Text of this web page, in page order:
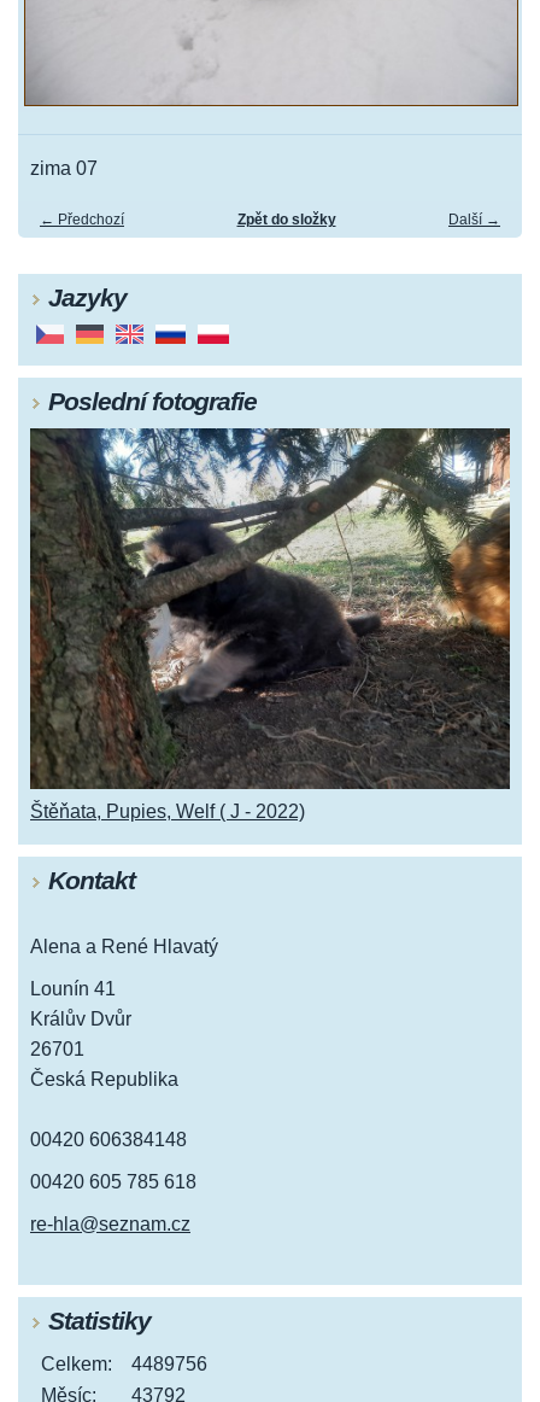
zima 07
← Předchozí Další →
Zpět do složky
Jazyky
Poslední fotografie
Štěňata, Pupies, Welf ( J - 2022)
Kontakt
Alena a René Hlavatý
Lounín 41
Králův Dvůr
26701
Česká Republika
00420 606384148
00420 605 785 618
re-hla@seznam.cz
Statistiky
Celkem:
4489756
Měsíc:
43792